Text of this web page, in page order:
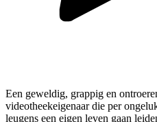
Een geweldig, grappig en
videotheekeigenaar die per
leugens een eigen leven gaan